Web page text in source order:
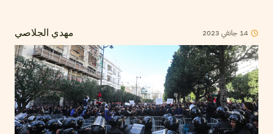
مهدي الجلاصي 14 جانفي 2023